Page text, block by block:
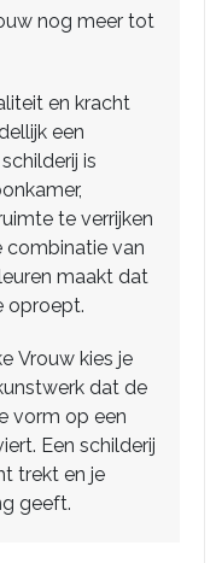
nog meer tot
en kracht
een
is
te verrijken
combinatie van
maakt dat
oproept.
Vrouw kies je
dat de
vorm op een
Een schilderij
trekt en je
geeft.